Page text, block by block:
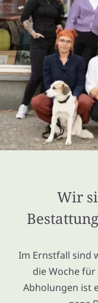
Wir
Im Ernstfall sind
die Woche
Abholungen ist